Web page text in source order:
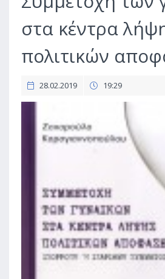
στα κέντρα
πολιτικών
28.02.2019 19:29